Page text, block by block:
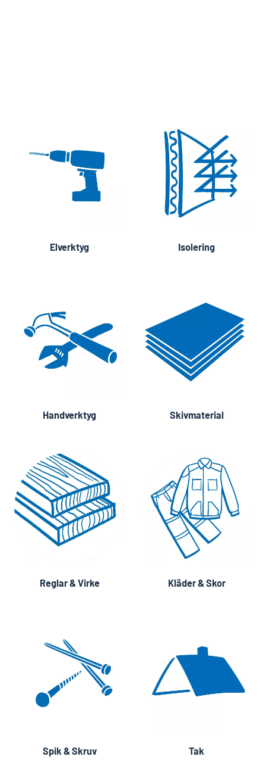
Elverktyg Isolering
Handverktyg Skivmaterial
Reglar & Virke Kläder & Skor
Spik & Skruv Tak